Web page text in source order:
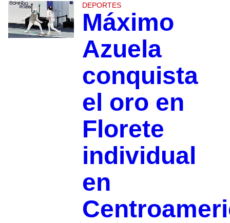
DEPORTES
Máximo
Azuela
conquista
el oro en
Florete
individual
en